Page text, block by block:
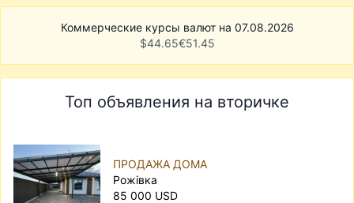
Коммерческие курсы валют на 07.08.2026
$44.65€51.45
Топ объявления на вторичке
ПРОДАЖА ДОМА
Рожівка
85 000 USD